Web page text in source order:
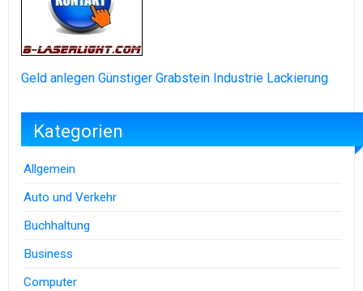
Geld anlegen Günstiger Grabstein Industrie Lackierung
Kategorien
Allgemein
Auto und Verkehr
Buchhaltung
Business
Computer